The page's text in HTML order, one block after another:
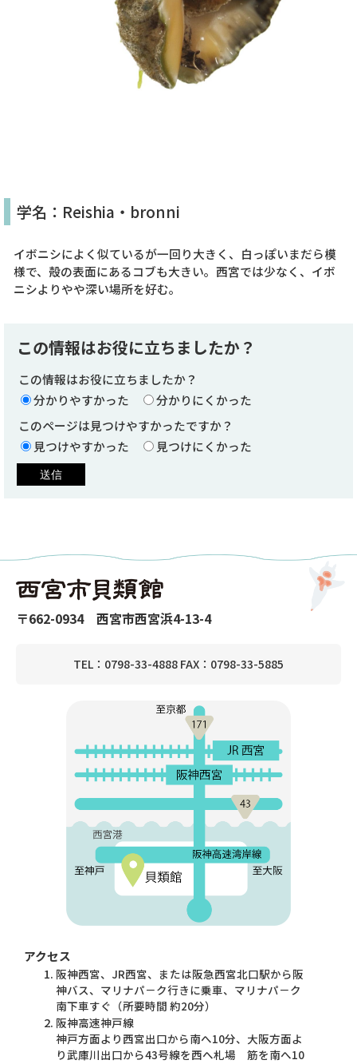
学名：Reishia・bronni
イボニシによく似ているが一回り大きく、白っぽいまだら模
様で、殻の表面にあるコブも大きい。西宮では少なく、イボ
ニシよりやや深い場所を好む。
この情報はお役に立ちましたか？
この情報はお役に立ちましたか？
分かりやすかった
分かりにくかった
このページは見つけやすかったですか？
見つけやすかった
見つけにくかった
〒662-0934 西宮市西宮浜4-13-4
TEL：0798-33-4888 FAX：0798-33-5885
アクセス
阪神西宮、JR西宮、または阪急西宮北口駅から阪
神バス、マリナパ－ク行きに乗車、マリナパ－ク
南下車すぐ（所要時間 約20分）
阪神高速神戸線
神戸方面より西宮出口から南へ10分、大阪方面よ
り武庫川出口から43号線を西へ札場 筋を南へ10